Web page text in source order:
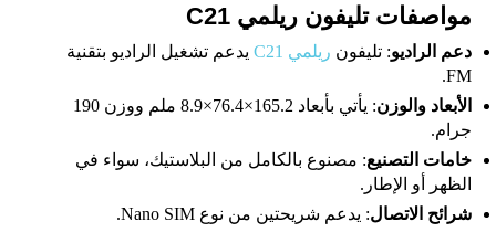
مواصفات تليفون ريلمي C21
دعم الراديو: تليفون ريلمي C21
يدعم تشغيل الراديو بتقنية
FM.
الأبعاد والوزن
: يأتي بأبعاد 165.2×76.4×8.9 ملم ووزن 190
جرام.
خامات التصنيع: مصنوع بالكامل من البلاستيك، سواء في
الظهر أو الإطار.
شرائح الاتصال: يدعم شريحتين من نوع Nano SIM.